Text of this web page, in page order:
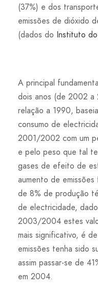
(37%) e dos
emissões de dióxido
(dados do Instituto
A principal
dois anos (de 2002
relação a 1990,
consumo de
2001/2002 com um
e pelo peso que tal
gases de efeito de
aumento de
de 8% de produção
de electricidade,
2003/2004 estes
mais significativo, é
emissões tenha sido
assim passar-se de
em 2004.